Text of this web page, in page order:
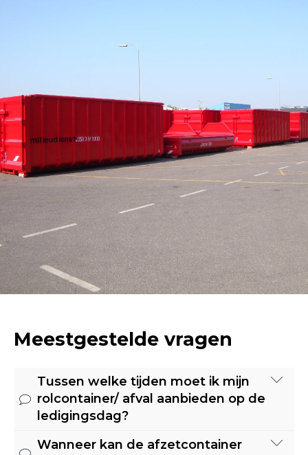
Meestgestelde vragen
Tussen welke tijden moet ik mijn
rolcontainer/ afval aanbieden op de
ledigingsdag?
Onze routes worden gereden vanaf
Wanneer kan de afzetcontainer